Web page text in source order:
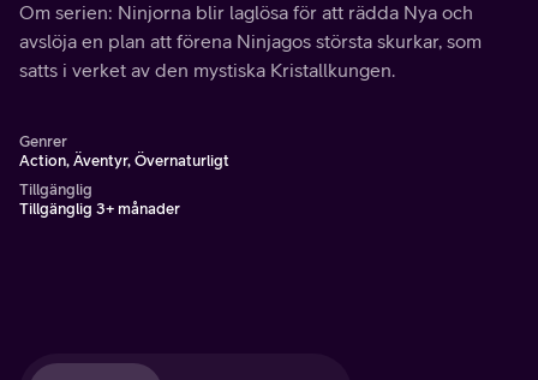
Om serien: Ninjorna blir laglösa för att rädda Nya och
avslöja en plan att förena Ninjagos största skurkar, som
satts i verket av den mystiska Kristallkungen.
Genrer
Action, Äventyr, Övernaturligt
Tillgänglig
Tillgänglig 3+ månader